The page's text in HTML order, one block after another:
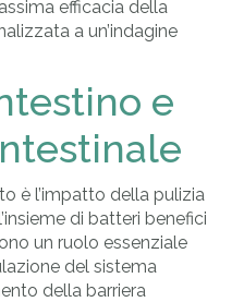
efficacia della
a un’indagine
e
è l’impatto della pulizia
di batteri benefici
un ruolo essenziale
del sistema
della barriera